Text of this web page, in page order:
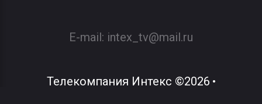
E-mail: intex_tv@mail.ru
Телекомпания Интекс ©2026